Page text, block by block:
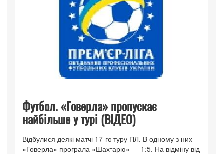
Футбол. «Говерла» пропускає
найбільше у турі (ВІДЕО)
Відбулися деякі матчі 17-го туру ПЛ. В одному з них
«Говерла» програла «Шахтарю» — 1:5. На відміну від